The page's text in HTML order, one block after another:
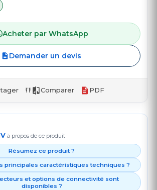
Acheter par WhatsApp
Demander un devis
Comparer PDF
à propos de ce produit
Résumez ce produit ?
principales caractéristiques techniques ?
et options de connectivité sont
disponibles ?